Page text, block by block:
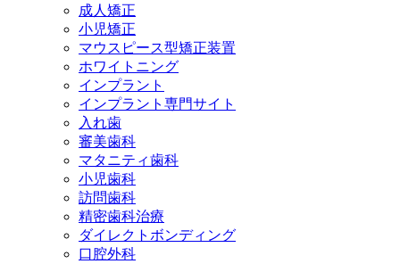
成人矯正
小児矯正
マウスピース型矯正装置
ホワイトニング
インプラント
インプラント専門サイト
入れ歯
審美歯科
マタニティ歯科
小児歯科
訪問歯科
精密歯科治療
ダイレクトボンディング
口腔外科